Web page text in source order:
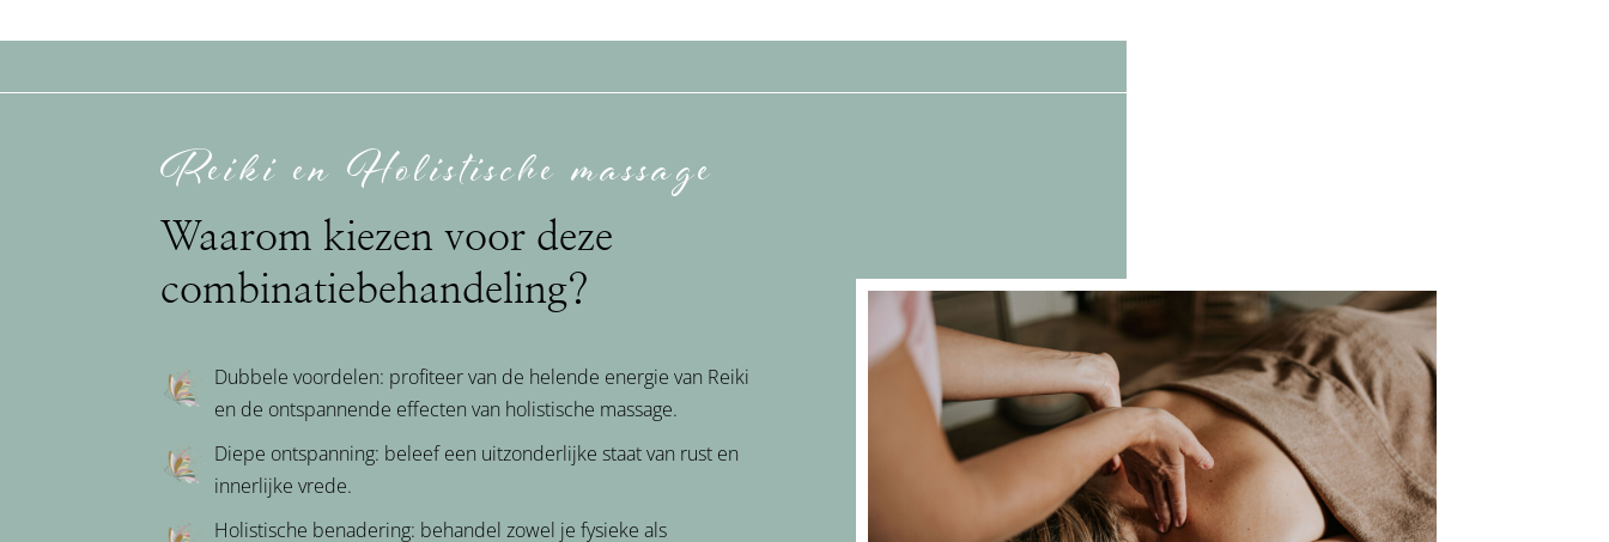
Reiki en Holistische massage
Waarom kiezen voor deze
combinatiebehandeling?
Dubbele voordelen: profiteer van de helende energie van Reiki
en de ontspannende effecten van holistische massage.
Diepe ontspanning: beleef een uitzonderlijke staat van rust en
innerlijke vrede.
Holistische benadering: behandel zowel je fysieke als